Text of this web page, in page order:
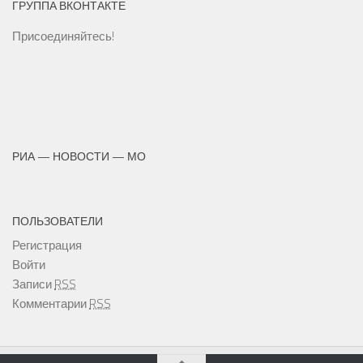
ГРУППА ВКОНТАКТЕ
Присоединяйтесь!
РИА — НОВОСТИ — МО
ПОЛЬЗОВАТЕЛИ
Регистрация
Войти
ЗаписиRSS
КомментарииRSS